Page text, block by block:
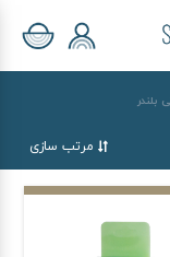
بلندر
مرتب سازی